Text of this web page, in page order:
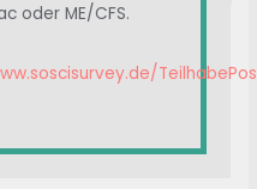
oder ME/CFS.